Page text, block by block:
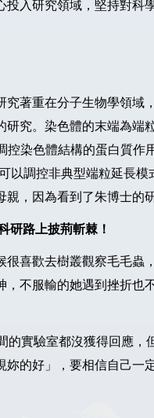
入研究領域，堅持對科
著重在分子生物學領
究。染色體的末端為
染色體結構的蛋白質
以調控非典型端粒延長
，因為看到了朱博士的
研路上披荊斬棘！
喜歡去樹叢觀察毛毛
不服輸的她遇到挫折
實驗室都沒獲得回應
的好」，要相信自己一